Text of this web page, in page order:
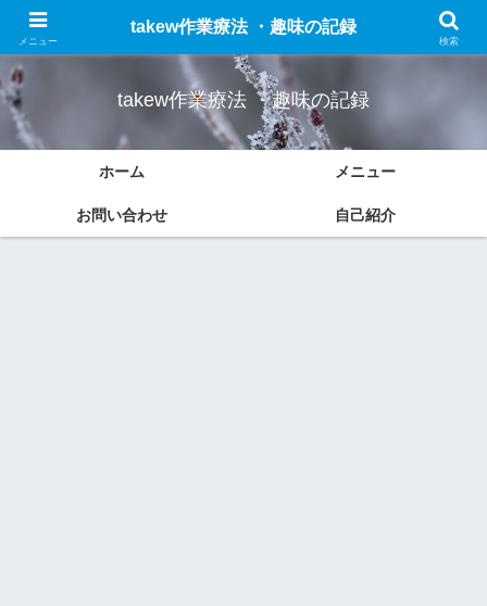
作業療法についての勉強したことのまとめと趣味(車、ドライブ、ブログなど)
takew作業療法 ・趣味の記録
ホーム メニュー
お問い合わせ 自己紹介
メニュー
takew作業療法 ・趣味の記録
検索